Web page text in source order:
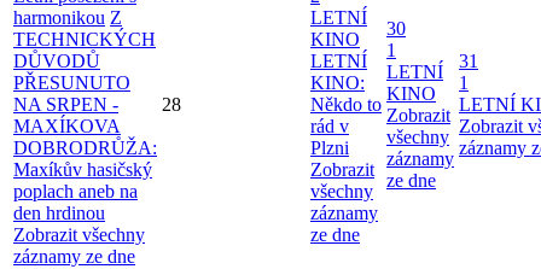
harmonikou Z
TECHNICKÝCH
DŮVODŮ
PŘESUNUTO
NA SRPEN -
MAXÍKOVA
DOBRODRŮŽA:
Maxíkův hasičský
poplach aneb na
den hrdinou
Zobrazit všechny
záznamy ze dne
28
LETNÍ
KINO
LETNÍ
KINO:
Někdo to
rád v
Plzni
Zobrazit
všechny
záznamy
ze dne
30
1
LETNÍ
KINO
Zobrazit
všechny
záznamy
ze dne
31
1
LETNÍ
Zobrazit
záznamy